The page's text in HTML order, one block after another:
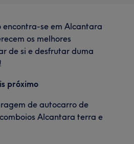
encontra-se em Alcantara
os melhores
de si e desfrutar duma
próximo
de autocarro de
Alcantara terra e